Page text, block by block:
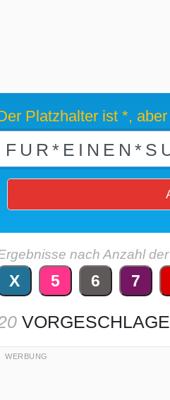
Platzhalter ist *,
nach Anzahl
X 5 6 7